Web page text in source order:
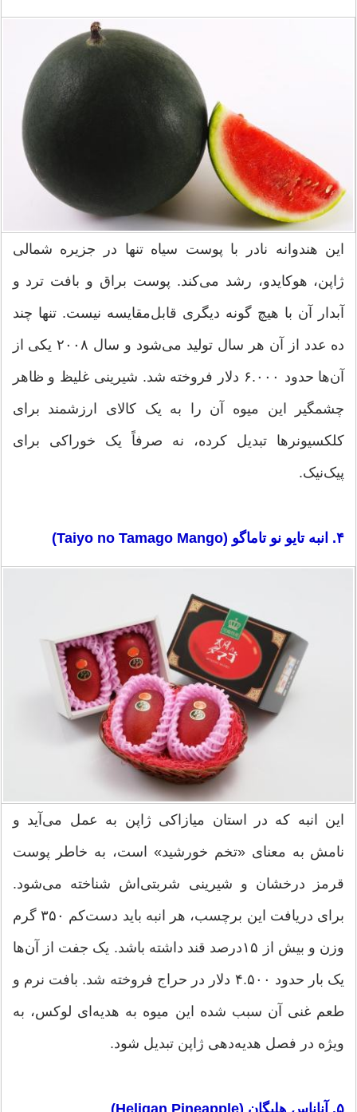
این هندوانه نادر با پوست سیاه تنها در جزیره شمالی
ژاپن، هوکایدو، رشد می‌کند. پوست براق و بافت ترد و
آبدار آن با هیچ گونه دیگری قابل‌مقایسه نیست. تنها چند
ده عدد از آن هر سال تولید می‌شود و سال ۲۰۰۸ یکی از
آن‌ها حدود ۶.۰۰۰ دلار فروخته شد. شیرینی غلیظ و ظاهر
چشمگیر این میوه آن را به یک کالای ارزشمند برای
کلکسیونرها تبدیل کرده، نه صرفاً یک خوراکی برای
پیک‌نیک.
۴. انبه تایو نو تاماگو (Taiyo no Tamago Mango)
این انبه که در استان میازاکی ژاپن به عمل می‌آید و
نامش به معنای «تخم خورشید» است، به خاطر پوست
قرمز درخشان و شیرینی شربتی‌اش شناخته می‌شود.
برای دریافت این برچسب، هر انبه باید دست‌کم ۳۵۰ گرم
وزن و بیش از ۱۵درصد قند داشته باشد. یک جفت از آن‌ها
یک بار حدود ۴.۵۰۰ دلار در حراج فروخته شد. بافت نرم و
طعم غنی آن سبب شده این میوه به هدیه‌ای لوکس، به
ویژه در فصل هدیه‌دهی ژاپن تبدیل شود.